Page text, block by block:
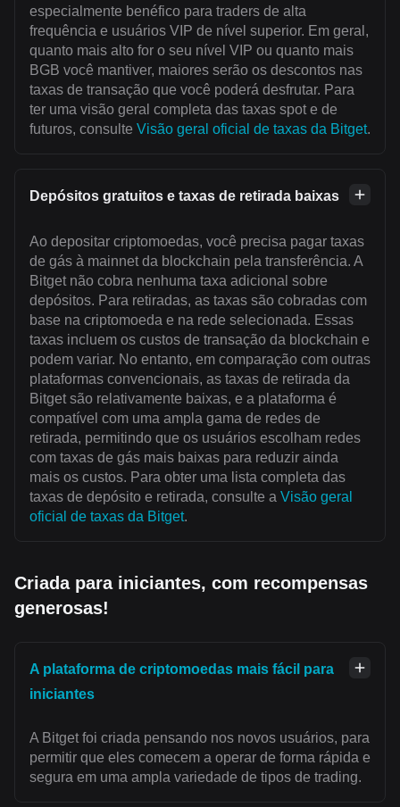
especialmente benéfico para traders de alta
frequência e usuários VIP de nível superior. Em geral,
quanto mais alto for o seu nível VIP ou quanto mais
BGB você mantiver, maiores serão os descontos nas
taxas de transação que você poderá desfrutar. Para
ter uma visão geral completa das taxas spot e de
futuros, consulte Visão geral oficial de taxas da Bitget.
Depósitos gratuitos e taxas de retirada baixas
Ao depositar criptomoedas, você precisa pagar taxas
de gás à mainnet da blockchain pela transferência. A
Bitget não cobra nenhuma taxa adicional sobre
depósitos. Para retiradas, as taxas são cobradas com
base na criptomoeda e na rede selecionada. Essas
taxas incluem os custos de transação da blockchain e
podem variar. No entanto, em comparação com outras
plataformas convencionais, as taxas de retirada da
Bitget são relativamente baixas, e a plataforma é
compatível com uma ampla gama de redes de
retirada, permitindo que os usuários escolham redes
com taxas de gás mais baixas para reduzir ainda
mais os custos. Para obter uma lista completa das
taxas de depósito e retirada, consulte a Visão geral
oficial de taxas da Bitget.
Criada para iniciantes, com recompensas
generosas!
A plataforma de criptomoedas mais fácil para
iniciantes
A Bitget foi criada pensando nos novos usuários, para
permitir que eles comecem a operar de forma rápida e
segura em uma ampla variedade de tipos de trading.